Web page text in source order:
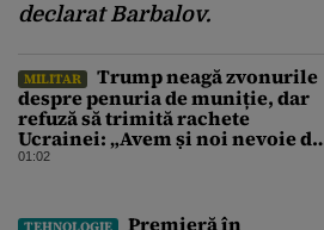
declarat Barbalov.
MILITAR
Trump neagă zvonurile
despre penuria de muniție, dar
refuză să trimită rachete
Ucrainei: „Avem și noi nevoie de
rachete”
01:02
TEHNOLOGIE
Premieră în